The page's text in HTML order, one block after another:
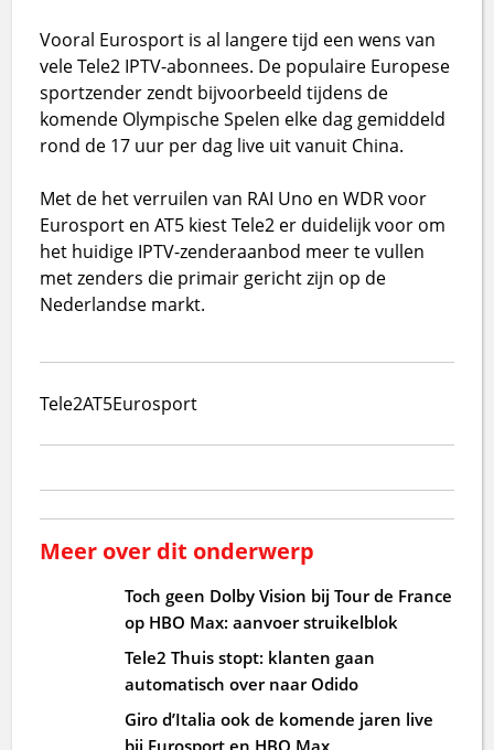
Vooral Eurosport is al langere tijd een wens van
vele Tele2 IPTV-abonnees. De populaire Europese
sportzender zendt bijvoorbeeld tijdens de
komende Olympische Spelen elke dag gemiddeld
rond de 17 uur per dag live uit vanuit China.
Met de het verruilen van RAI Uno en WDR voor
Eurosport en AT5 kiest Tele2 er duidelijk voor om
het huidige IPTV-zenderaanbod meer te vullen
met zenders die primair gericht zijn op de
Nederlandse markt.
Tele2AT5Eurosport
Meer over dit onderwerp
Toch geen Dolby Vision bij Tour de France
op HBO Max: aanvoer struikelblok
Tele2 Thuis stopt: klanten gaan
automatisch over naar Odido
Giro d’Italia ook de komende jaren live
bij Eurosport en HBO Max